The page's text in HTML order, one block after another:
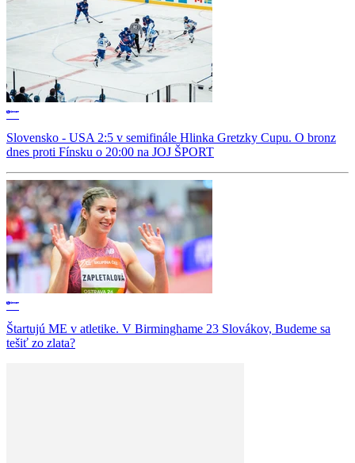
Slovensko - USA 2:5 v semifinále Hlinka Gretzky Cupu. O bronz
dnes proti Fínsku o 20:00 na JOJ ŠPORT
Štartujú ME v atletike. V Birminghame 23 Slovákov, Budeme sa
tešiť zo zlata?